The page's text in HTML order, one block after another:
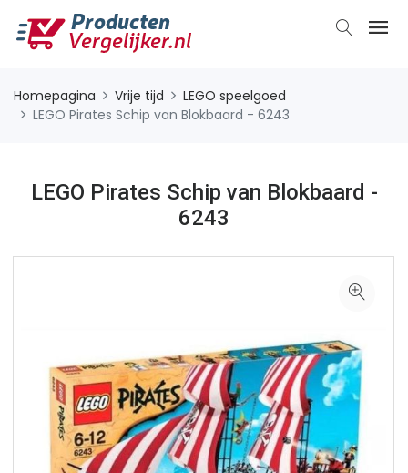
Homepagina Vrije tijd
LEGO speelgoed
LEGO Pirates Schip van Blokbaard - 6243
LEGO Pirates Schip van Blokbaard -
6243